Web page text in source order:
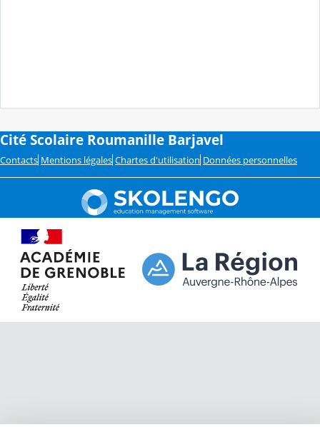
Cité Scolaire Roumanille Barjavel
Contacts Mentions légales Chartes d'utilisation Données personnelles